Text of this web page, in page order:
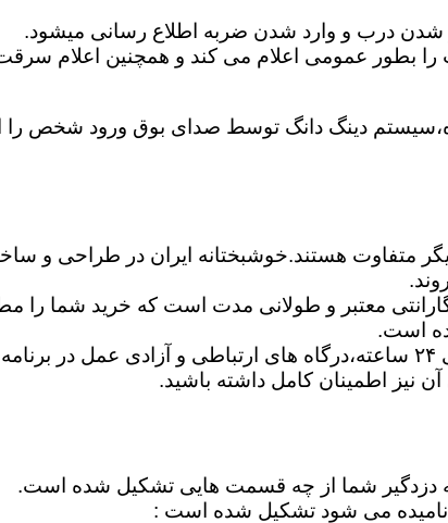
شدن درب و وارد شدن ضربه اطلاع رسانی میشود.
را بطور عمومی اعلام می کند و همچنین اعلام
دینگ دانگ توسط صدای بوق ورود شخص را
متفاوت هستند.خوشبختانه ایران در طراحی و
معتبر و طولانی مدت است که خرید شما را
است.
شما می توانید برترین دزدگیرها را ازلحاظ امکانات اساسی مانند پشتیبانی ۲۴
آن نیز اطمینان کامل داشته باشید.
که دزدگیر شما از چه قسمت هایی تشکیل شده است.
می شود تشکیل شده است :